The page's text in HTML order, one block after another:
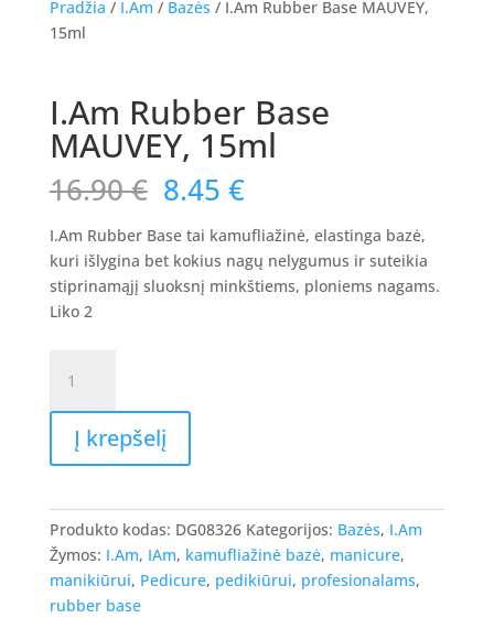
Pradžia / I.Am / Bazės / I.Am Rubber Base MAUVEY,
15ml
I.Am Rubber Base
MAUVEY, 15ml
16.90€ Original
price
was:
16.90 €.
8.45 €Current
price
is:
8.45 €.
I.Am Rubber Base tai kamufliažinė, elastinga bazė,
kuri išlygina bet kokius nagų nelygumus ir suteikia
stiprinamąjį sluoksnį minkštiems, ploniems nagams.
Liko 2
kiekis:
I.Am
Rubber
Base
15ml
Į krepšelį
Produkto kodas: DG08326 Kategorijos: Bazės, I.Am
Žymos: I.Am, IAm, kamufliažinė bazė, manicure,
manikiūrui, Pedicure, pedikiūrui, profesionalams,
rubber base